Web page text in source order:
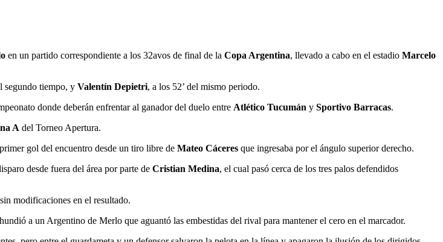
en un partido correspondiente a los 32avos de final de la Copa Argentina, llevado a cabo en el estadio Marcelo
segundo tiempo, y Valentín Depietri, a los 52’ del mismo periodo.
donde deberán enfrentar al ganador del duelo entre Atlético Tucumán y Sportivo Barracas.
A del Torneo Apertura.
gol del encuentro desde un tiro libre de Mateo Cáceres que ingresaba por el ángulo superior derecho.
desde fuera del área por parte de Cristian Medina, el cual pasó cerca de los tres palos defendidos
modificaciones en el resultado.
a un Argentino de Merlo que aguantó las embestidas del rival para mantener el cero en el marcador.